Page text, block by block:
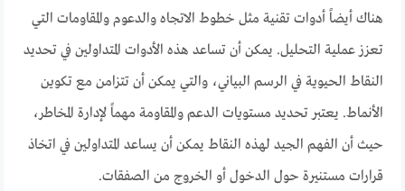
هناك أيضاً أدوات تقنية مثل خطوط الاتجاه والدعوم والمقاومات التي
تعزز عملية التحليل. يمكن أن تساعد هذه الأدوات المتداولين في تحديد
النقاط الحيوية في الرسم البياني، والتي يمكن أن تتزامن مع تكوين
الأنماط. يعتبر تحديد مستويات الدعم والمقاومة مهماً لإدارة المخاطر،
حيث أن الفهم الجيد لهذه النقاط يمكن أن يساعد المتداولين في اتخاذ
قرارات مستنيرة حول الدخول أو الخروج من الصفقات.